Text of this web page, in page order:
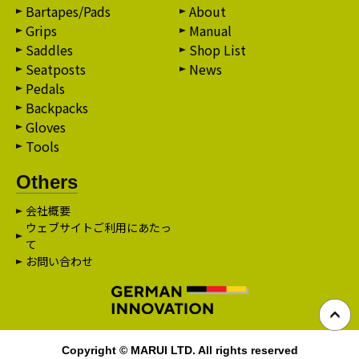
Bartapes/Pads
Grips
Saddles
Seatposts
Pedals
Backpacks
Gloves
Tools
About
Manual
Shop List
News
Others
会社概要
ウェブサイトご利用にあたっ
て
お問い合わせ
Copyright © MARUI LTD. All rights reserved